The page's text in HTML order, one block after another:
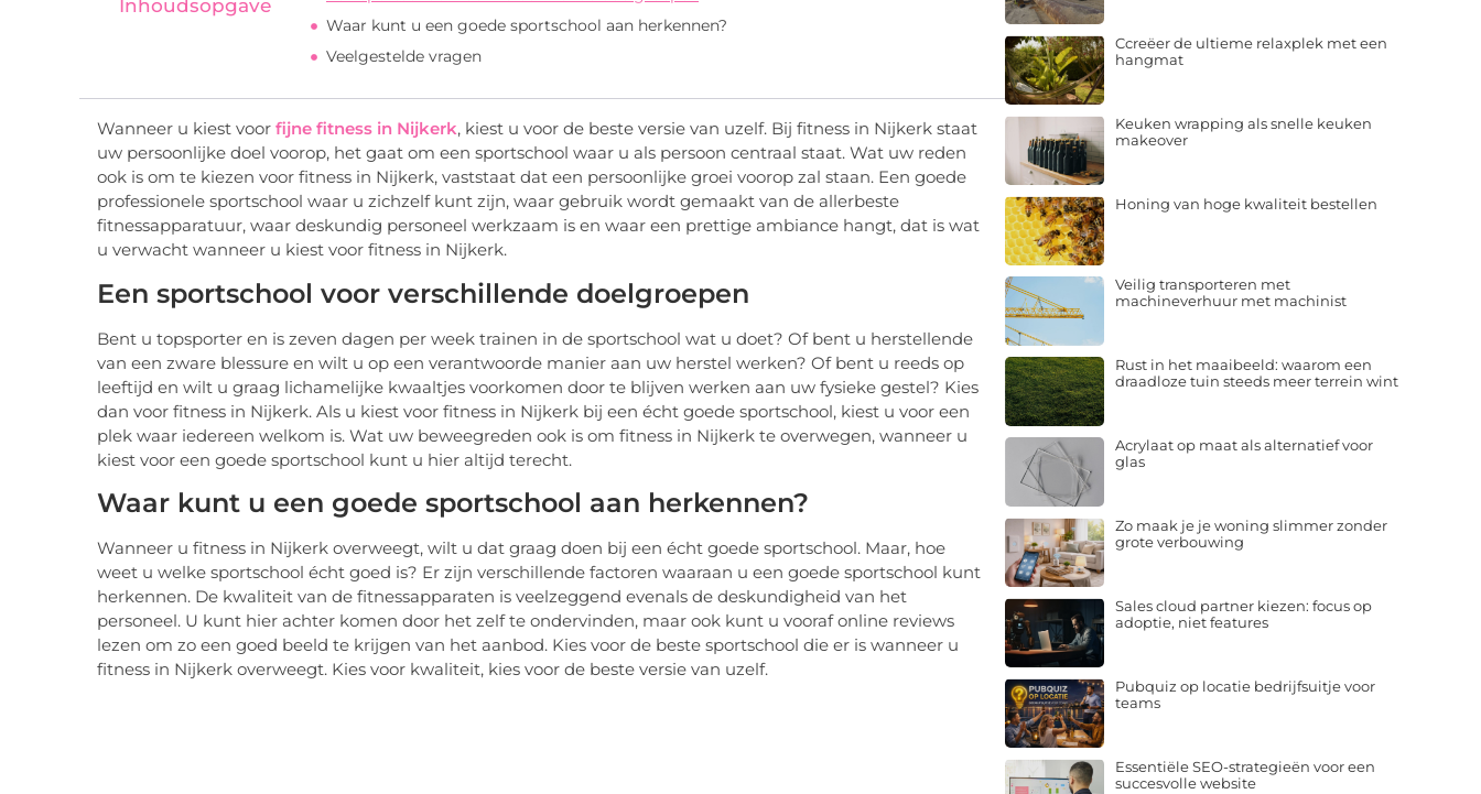
Inhoudsopgave
Waar kunt u een goede sportschool aan herkennen?
Veelgestelde vragen
Wanneer u kiest voor fijne fitness in Nijkerk, kiest u voor de beste versie van uzelf. Bij fitness in Nijkerk staat
uw persoonlijke doel voorop, het gaat om een sportschool waar u als persoon centraal staat. Wat uw reden
ook is om te kiezen voor fitness in Nijkerk, vaststaat dat een persoonlijke groei voorop zal staan. Een goede
professionele sportschool waar u zichzelf kunt zijn, waar gebruik wordt gemaakt van de allerbeste
fitnessapparatuur, waar deskundig personeel werkzaam is en waar een prettige ambiance hangt, dat is wat
u verwacht wanneer u kiest voor fitness in Nijkerk.
Een sportschool voor verschillende doelgroepen
Bent u topsporter en is zeven dagen per week trainen in de sportschool wat u doet? Of bent u herstellende
van een zware blessure en wilt u op een verantwoorde manier aan uw herstel werken? Of bent u reeds op
leeftijd en wilt u graag lichamelijke kwaaltjes voorkomen door te blijven werken aan uw fysieke gestel? Kies
dan voor fitness in Nijkerk. Als u kiest voor fitness in Nijkerk bij een écht goede sportschool, kiest u voor een
plek waar iedereen welkom is. Wat uw beweegreden ook is om fitness in Nijkerk te overwegen, wanneer u
kiest voor een goede sportschool kunt u hier altijd terecht.
Waar kunt u een goede sportschool aan herkennen?
Wanneer u fitness in Nijkerk overweegt, wilt u dat graag doen bij een écht goede sportschool. Maar, hoe
weet u welke sportschool écht goed is? Er zijn verschillende factoren waaraan u een goede sportschool kunt
herkennen. De kwaliteit van de fitnessapparaten is veelzeggend evenals de deskundigheid van het
personeel. U kunt hier achter komen door het zelf te ondervinden, maar ook kunt u vooraf online reviews
lezen om zo een goed beeld te krijgen van het aanbod. Kies voor de beste sportschool die er is wanneer u
fitness in Nijkerk overweegt. Kies voor kwaliteit, kies voor de beste versie van uzelf.
Ccreëer de ultieme relaxplek met een
hangmat
Keuken wrapping als snelle keuken
makeover
Honing van hoge kwaliteit bestellen
Veilig transporteren met
machineverhuur met machinist
Rust in het maaibeeld: waarom een
draadloze tuin steeds meer terrein wint
Acrylaat op maat als alternatief voor
glas
Zo maak je je woning slimmer zonder
grote verbouwing
Sales cloud partner kiezen: focus op
adoptie, niet features
Pubquiz op locatie bedrijfsuitje voor
teams
Essentiële SEO-strategieën voor een
succesvolle website